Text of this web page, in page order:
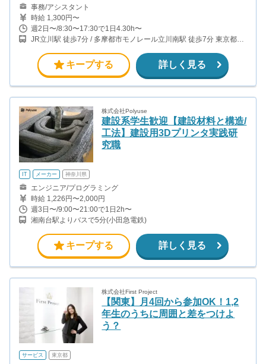
事務/アシスタント
時給 1,300円〜
週2日〜/8:30〜17:30で1日4.30h〜
JR立川駅 徒歩7分 / 多摩都市モノレール立川南駅 徒歩7分 東京都多
キープする 詳しく見る
株式会社Polyuse
建設系学生歓迎【建設材料と構造/
工法】建設用3Dプリンタ実践研
究職
IT メーカー 神奈川県
エンジニア/プログラミング
時給 1,226円〜2,000円
週3日〜/9:00〜21:00で1日2h〜
湘南台駅よりバスで5分(小田急電鉄)
キープする 詳しく見る
株式会社First Project
【関東】月4回から参加OK！1,2
年生のうちに周囲と差をつけよ
う？
サービス 東京都